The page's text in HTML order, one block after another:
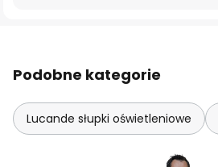
Podobne kategorie
Lucande słupki oświetleniowe